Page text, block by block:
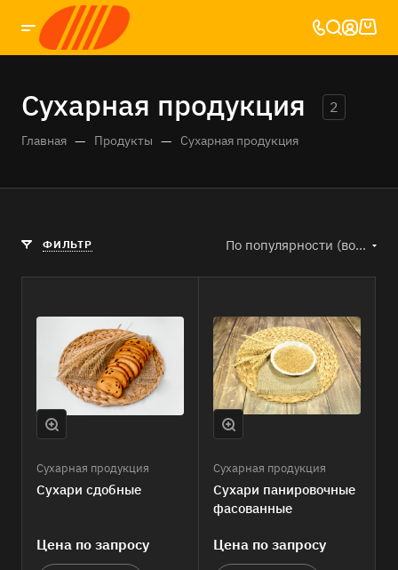
Сухарная продукция 2
Главная — Продукты — Сухарная продукция
ФИЛЬТР По популярности (возрастание)
Сухарная продукция
Сухари сдобные
Цена по запросу
Сухарная продукция
Сухари панировочные
фасованные
Цена по запросу